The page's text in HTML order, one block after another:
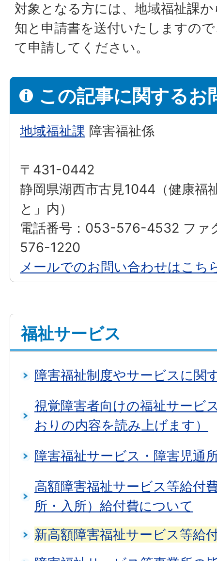
対象となる方には、地域福祉課
知と申請書を送付いたしますの
て申請してください。
この記事に関するお
地域福祉課 障害福祉係
〒431-0442
静岡県湖西市古見1044（健康福
と」内）
電話番号：053-576-4532 ファ
576-1220
メールでのお問い合わせはこち
福祉サービス
障害福祉制度やサービスに関
視覚障害者向けの福祉サービ
おりの内容を読み上げます）
障害福祉サービス・障害児通
高額障害福祉サービス等給付
所・入所）給付費について
新高額障害福祉サービス等給